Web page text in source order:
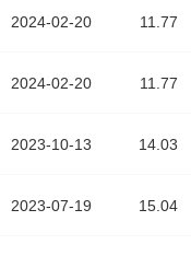
2024-02-20
2024-02-20
2023-10-13
2023-07-19
11.77
11.77
14.03
15.04